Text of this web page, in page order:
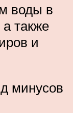
воды в
а также
и
минусов